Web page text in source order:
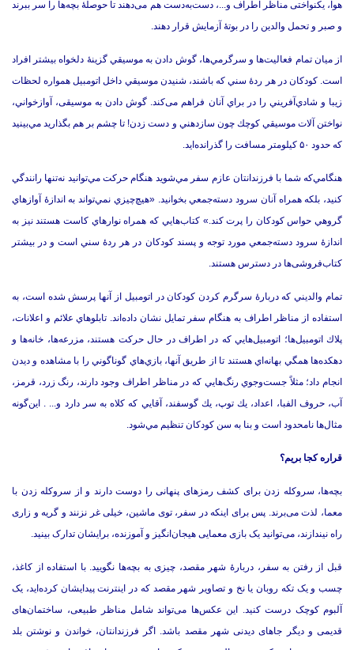
هوا، یکنواختی مناظر اطراف و.‌.‌.‌، دست‌به‌دست هم می‌دهند تا حوصلۀ بچه‌ها را سر ببرند
و صبر و تحمل والدین را در بوتۀ آزمایش قرار دهند.‌
از ميان تمام فعاليت‌ها و سرگرمي‌ها، گوش دادن به موسيقي گزینۀ دلخواه بیشتر افراد
است.‌ كودكان در هر ردۀ سني كه باشند، شنیدن موسيقي داخل اتومبيل همواره لحظات
زيبا و شادي‌آفريني را در براي آنان فراهم می‌کند.‌ گوش دادن به موسیقی، آوازخواني،
نواختن آلات موسيقي كوچك چون سازدهني و دست زدن! تا چشم بر هم بگذاريد مي‌بينيد
كه حدود ۵۰ كيلومتر مسافت را گذرانده‌ايد.‌
هنگامي‌كه شما با فرزندانتان عازم سفر مي‌شويد هنگام حركت مي‌توانيد نه‌تنها رانندگي
كنيد، بلكه همراه آنان سرود دسته‌جمعي بخوانيد.‌ «هيچ‌چيزي نمي‌تواند به اندازۀ آوازهاي
گروهي حواس كودكان را پرت كند.» كتاب‌هايي كه همراه نوارهاي كاست هستند نيز به
اندازۀ سرود دسته‌جمعي مورد توجه و پسند كودكان در هر ردۀ سني است و در بیشتر
کتاب‌فروشی‌ها در ‌دسترس هستند.‌
تمام والديني كه دربارۀ سرگرم كردن كودكان در اتومبيل از آنها پرسش شده است، به
استفاده از مناظر اطراف به هنگام سفر تمايل نشان داده‌اند.‌ تابلوهاي علائم و اعلانات،
پلاك اتومبيل‌ها؛ اتومبيل‌هايي كه در اطراف در حال حركت هستند، مزرعه‌ها، خانه‌ها و
دهكده‌ها همگي بهانه‌اي هستند تا از طريق آنها، بازي‌هاي گوناگوني را با مشاهده و ديدن
انجام داد؛ مثلاً جست‌وجوي رنگ‌هايي كه در مناظر اطراف وجود دارند، رنگ زرد، قرمز،
آب، حروف الفبا، اعداد، يك توپ، يك گوسفند، آقايي كه كلاه به سر دارد و.‌.‌.‌ .‌ اين‌گونه
مثال‌ها نامحدود است و بنا به سن كودكان تنظيم مي‌شود.‌
قراره کجا بریم؟
بچه‌ها، سروکله زدن برای کشف رمزهای پنهانی را دوست دارند و از سروکله زدن با
معما، لذت می‌برند.‌ پس برای اینکه در سفر، توی ماشین، خیلی غر نزنند و گریه و زاری
راه نیندازند، می‌توانید یک بازی معمایی هیجان‌انگیز و آموزنده، برایشان تدارک بینید.‌
قبل از رفتن به سفر، دربارۀ شهر مقصد، چیزی به بچه‌ها نگویید.‌ با استفاده از کاغذ،
چسب و یک تکه روبان یا نخ و تصاویر شهر مقصد که در اینترنت پیدایشان کرده‌اید، یک
آلبوم کوچک درست کنید.‌ این عکس‌ها می‌تواند شامل مناظر طبیعی، ساختمان‌های
قدیمی و دیگر جاهای دیدنی شهر مقصد باشد.‌ اگر فرزندانتان، خواندن و نوشتن بلد